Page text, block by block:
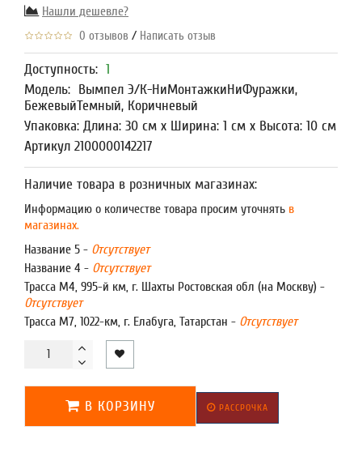
Нашли дешевле?
0 отзывов / Написать отзыв
Доступность: 1
Модель: Вымпел Э/К-НиМонтажкиНиФуражки,
БежевыйТемный, Коричневый
Упаковка: Длина: 30 см x Ширина: 1 см x Высота: 10 см
Артикул 2100000142217
Наличие товара в розничных магазинах:
Информацию о количестве товара просим уточнять в
магазинах.
Название 5 - Отсутствует
Название 4 - Отсутствует
Трасса М4, 995-й км, г. Шахты Ростовская обл (на Москву) -
Отсутствует
Трасса М7, 1022-км, г. Елабуга, Татарстан - Отсутствует
В КОРЗИНУ РАССРОЧКА